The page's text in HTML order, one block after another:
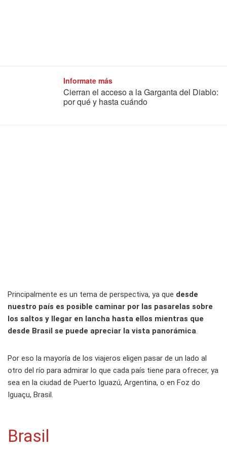
Informate más
Cierran el acceso a la Garganta del Diablo:
por qué y hasta cuándo
Principalmente es un tema de perspectiva, ya que desde
nuestro país es posible caminar por las pasarelas sobre
los saltos y llegar en lancha hasta ellos mientras que
desde Brasil se puede apreciar la vista panorámica.
Por eso la mayoría de los viajeros eligen pasar de un lado al
otro del río para admirar lo que cada país tiene para ofrecer, ya
sea en la ciudad de Puerto Iguazú, Argentina, o en Foz do
Iguaçu, Brasil.
Brasil